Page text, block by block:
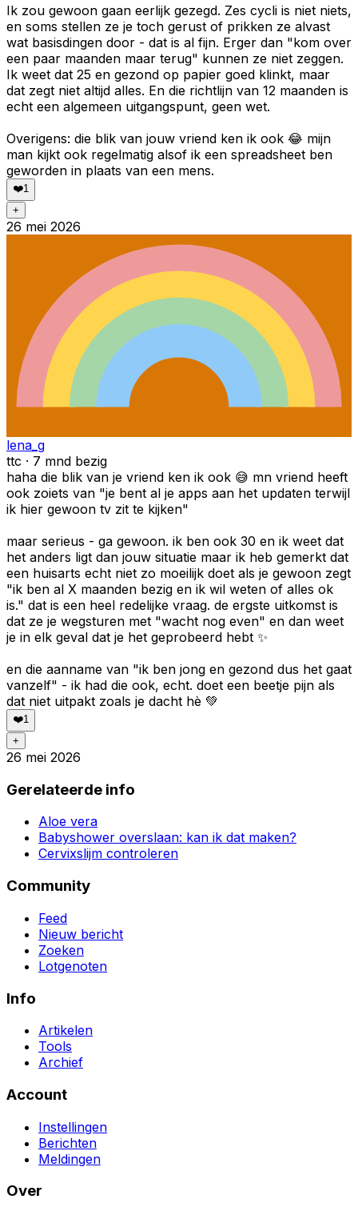
Ik zou gewoon gaan eerlijk gezegd. Zes cycli is niet niets,
en soms stellen ze je toch gerust of prikken ze alvast
wat basisdingen door - dat is al fijn. Erger dan "kom over
een paar maanden maar terug" kunnen ze niet zeggen.
Ik weet dat 25 en gezond op papier goed klinkt, maar
dat zegt niet altijd alles. En die richtlijn van 12 maanden is
echt een algemeen uitgangspunt, geen wet.
Overigens: die blik van jouw vriend ken ik ook 😂 mijn
man kijkt ook regelmatig alsof ik een spreadsheet ben
geworden in plaats van een mens.
❤️1
+
26 mei 2026
lena_g
ttc · 7 mnd bezig
haha die blik van je vriend ken ik ook 😅 mn vriend heeft
ook zoiets van "je bent al je apps aan het updaten terwijl
ik hier gewoon tv zit te kijken"
maar serieus - ga gewoon. ik ben ook 30 en ik weet dat
het anders ligt dan jouw situatie maar ik heb gemerkt dat
een huisarts echt niet zo moeilijk doet als je gewoon zegt
"ik ben al X maanden bezig en ik wil weten of alles ok
is." dat is een heel redelijke vraag. de ergste uitkomst is
dat ze je wegsturen met "wacht nog even" en dan weet
je in elk geval dat je het geprobeerd hebt ✨
en die aanname van "ik ben jong en gezond dus het gaat
vanzelf" - ik had die ook, echt. doet een beetje pijn als
dat niet uitpakt zoals je dacht hè 💚
❤️1
+
26 mei 2026
Gerelateerde info
Aloe vera
Babyshower overslaan: kan ik dat maken?
Cervixslijm controleren
Community
Feed
Nieuw bericht
Zoeken
Lotgenoten
Info
Artikelen
Tools
Archief
Account
Instellingen
Berichten
Meldingen
Over